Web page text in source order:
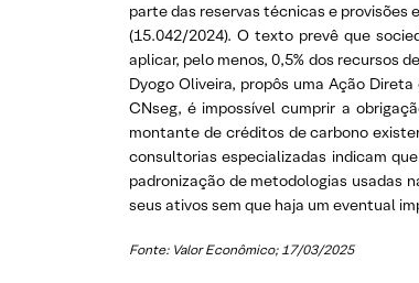
parte das reservas técnicas e provisões
(15.042/2024). O texto prevê que
aplicar, pelo menos, 0,5% dos recursos
Dyogo Oliveira, propôs uma Ação
CNseg, é impossível cumprir a
montante de créditos de carbono
consultorias especializadas indicam
padronização de metodologias usadas
seus ativos sem que haja um eventual
Fonte: Valor Econômico; 17/03/2025